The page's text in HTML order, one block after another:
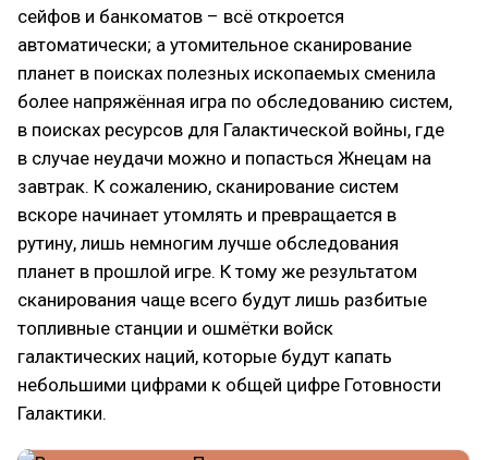
сейфов и банкоматов – всё откроется
автоматически; а утомительное сканирование
планет в поисках полезных ископаемых сменила
более напряжённая игра по обследованию систем,
в поисках ресурсов для Галактической войны, где
в случае неудачи можно и попасться Жнецам на
завтрак. К сожалению, сканирование систем
вскоре начинает утомлять и превращается в
рутину, лишь немногим лучше обследования
планет в прошлой игре. К тому же результатом
сканирования чаще всего будут лишь разбитые
топливные станции и ошмётки войск
галактических наций, которые будут капать
небольшими цифрами к общей цифре Готовности
Галактики.